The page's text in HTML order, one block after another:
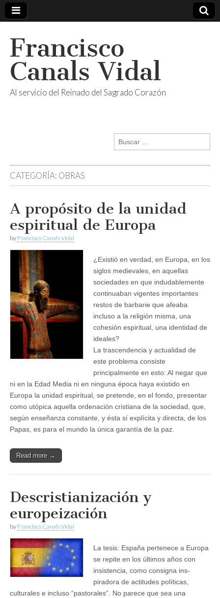
Francisco
Canals Vidal
Al servicio del Reinado del Sagrado Corazón
Buscar:
CATEGORÍA: OBRAS
A propósito de la unidad
espiritual de Europa
by Francisco Canals Vidal
¿Existió en verdad, en Europa, en los
siglos medievales, en aquellas
sociedades en que indudablemente
continuaban vigentes importantes
restos de barbarie que afeaba
incluso a la religión misma, una
cohesión espiritual, una identidad de
ideales?
La trascendencia y actualidad de
este problema consiste
principalmente en esto: Al negar que
ni en la Edad Media ni en ninguna época haya existido en
Europa la unidad espiritual, se pretende, en el fondo, presentar
como utópica aquella ordenación cristiana de la sociedad, que,
según enseñanza constante, y ésta sí explícita y directa, de los
Papas, es para el mundo la única garantía de la paz.
Read more →
Descristianización y
europeización
by Francisco Canals Vidal
La tesis: España pertenece a Europa
se repite en los últimos años con
insistencia, como consigna ins­
piradora de actitudes políticas,
culturales e incluso “pastorales”. No parece que sea una